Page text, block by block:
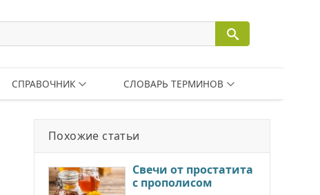
СПРАВОЧНИК СЛОВАРЬ ТЕРМИНОВ
Похожие статьи
Свечи от простатита
с прополисом